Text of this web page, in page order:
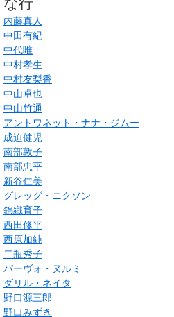
内藤真人
中田有紀
中代唯
中村孝生
中村友梨香
中山卓也
中山竹通
アントワネット・ナナ・ジムー
成迫健児
南部敦子
南部忠平
新谷仁美
グレッグ・ニクソン
錦織育子
西田修平
西原加純
二瓶秀子
パーヴォ・ヌルミ
ダリル・ネイタ
野口源三郎
野口みずき